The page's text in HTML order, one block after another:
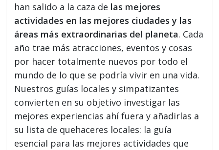
han salido a la caza de las mejores
actividades en las mejores ciudades y las
áreas más extraordinarias del planeta. Cada
año trae más atracciones, eventos y cosas
por hacer totalmente nuevos por todo el
mundo de lo que se podría vivir en una vida.
Nuestros guías locales y simpatizantes
convierten en su objetivo investigar las
mejores experiencias ahí fuera y añadirlas a
su lista de quehaceres locales: la guía
esencial para las mejores actividades que